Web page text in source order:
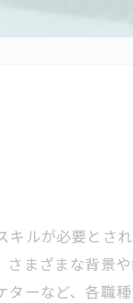
ルが必要とさ
まざまな背景
ーなど、各職